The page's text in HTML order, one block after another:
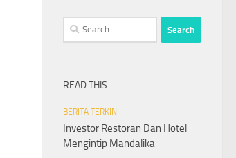
Search
for:
READ THIS
BERITA TERKINI
Investor Restoran Dan Hotel
Mengintip Mandalika